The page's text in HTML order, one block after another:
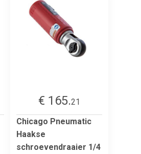
€ 165.21
Chicago Pneumatic
Haakse
schroevendraaier 1/4